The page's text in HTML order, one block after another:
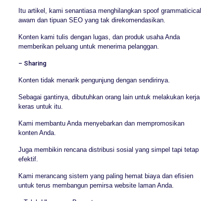
Itu artikel, kami senantiasa menghilangkan spoof grammaticical
awam dan tipuan SEO yang tak direkomendasikan.
Konten kami tulis dengan lugas, dan produk usaha Anda
memberikan peluang untuk menerima pelanggan.
– Sharing
Konten tidak menarik pengunjung dengan sendirinya.
Sebagai gantinya, dibutuhkan orang lain untuk melakukan kerja
keras untuk itu.
Kami membantu Anda menyebarkan dan mempromosikan
konten Anda.
Juga membikin rencana distribusi sosial yang simpel tapi tetap
efektif.
Kami merancang sistem yang paling hemat biaya dan efisien
untuk terus membangun pemirsa website laman Anda.